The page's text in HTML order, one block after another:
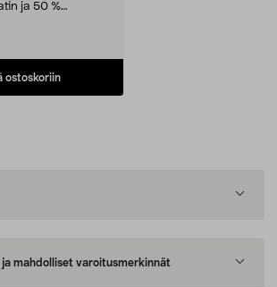
ja 50 %
ostoskoriin
mahdolliset varoitusmerkinnät